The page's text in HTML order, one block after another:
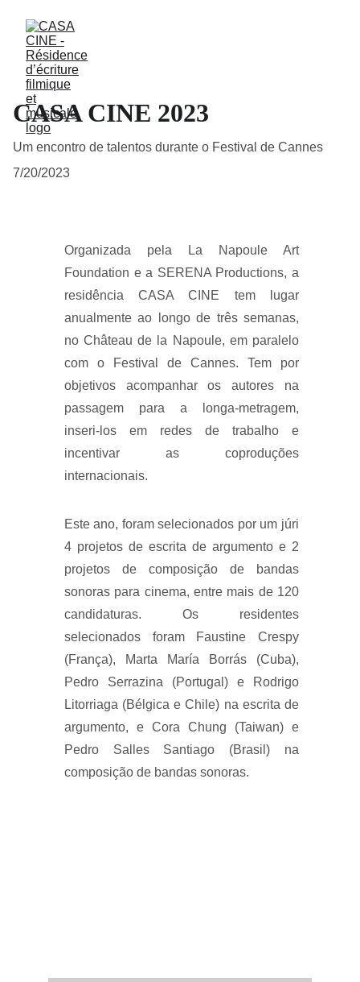
CASA CINE 2023
Um encontro de talentos durante o Festival de Cannes
7/20/2023
Organizada pela La Napoule Art
Foundation e a SERENA Productions, a
residência CASA CINE tem lugar
anualmente ao longo de três semanas,
no Château de la Napoule, em paralelo
com o Festival de Cannes. Tem por
objetivos acompanhar os autores na
passagem para a longa-metragem,
inseri-los em redes de trabalho e
incentivar as coproduções
internacionais.
Este ano, foram selecionados por um júri
4 projetos de escrita de argumento e 2
projetos de composição de bandas
sonoras para cinema, entre mais de 120
candidaturas. Os residentes
selecionados foram Faustine Crespy
(França), Marta María Borrás (Cuba),
Pedro Serrazina (Portugal) e Rodrigo
Litorriaga (Bélgica e Chile) na escrita de
argumento, e Cora Chung (Taiwan) e
Pedro Salles Santiago (Brasil) na
composição de bandas sonoras.